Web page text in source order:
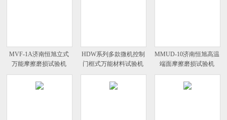
MVF-1A济南恒旭立式
万能摩擦磨损试验机
HDW系列多款微机控制
门框式万能材料试验机
优惠活动
MMUD-10济南恒旭高温
端面摩擦磨损试验机